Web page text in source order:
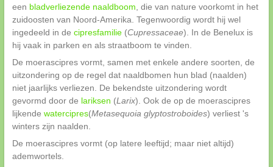
een bladverliezende naaldboom , die van nature voorkomt in het
zuidoosten van Noord-Amerika. Tegenwoordig wordt hij wel
ingedeeld in de cipresfamilie(Cupressaceae). In de Benelux is
hij vaak in parken en als straatboom te vinden.
De moerascipres vormt, samen met enkele andere soorten, de
uitzondering op de regel dat naaldbomen hun blad (naalden)
niet jaarlijks verliezen. De bekendste uitzondering wordt
gevormd door de lariksen (Larix). Ook de op de moerascipres
lijkende watercipres(Metasequoia glyptostroboides) verliest 's
winters zijn naalden.
De moerascipres vormt (op latere leeftijd; maar niet altijd)
ademwortels.